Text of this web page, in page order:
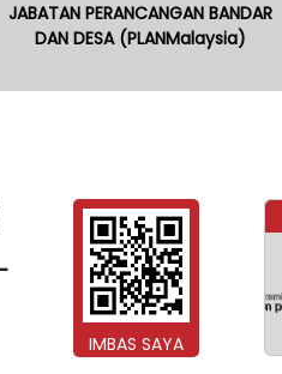
JABATAN PERANCANGAN BANDAR
DAN DESA (PLANMalaysia)
IMBAS SAYA